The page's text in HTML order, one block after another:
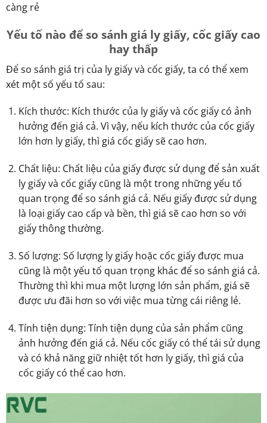
càng rẻ
Yếu tố nào để so sánh giá ly giấy, cốc giấy cao
hay thấp
Để so sánh giá trị của ly giấy và cốc giấy, ta có thể xem
xét một số yếu tố sau:
Kích thước: Kích thước của ly giấy và cốc giấy có ảnh
hưởng đến giá cả. Vì vậy, nếu kích thước của cốc giấy
lớn hơn ly giấy, thì giá cốc giấy sẽ cao hơn.
Chất liệu: Chất liệu của giấy được sử dụng để sản xuất
ly giấy và cốc giấy cũng là một trong những yếu tố
quan trọng để so sánh giá cả. Nếu giấy được sử dụng
là loại giấy cao cấp và bền, thì giá sẽ cao hơn so với
giấy thông thường.
Số lượng: Số lượng ly giấy hoặc cốc giấy được mua
cũng là một yếu tố quan trọng khác để so sánh giá cả.
Thường thì khi mua một lượng lớn sản phẩm, giá sẽ
được ưu đãi hơn so với việc mua từng cái riêng lẻ.
Tính tiện dụng: Tính tiện dụng của sản phẩm cũng
ảnh hưởng đến giá cả. Nếu cốc giấy có thể tái sử dụng
và có khả năng giữ nhiệt tốt hơn ly giấy, thì giá của
cốc giấy có thể cao hơn.